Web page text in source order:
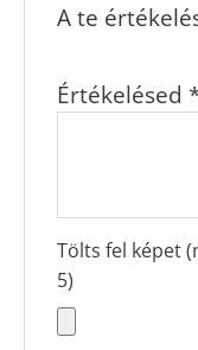
A te
Értékelésed
Tölts fel képet
5)